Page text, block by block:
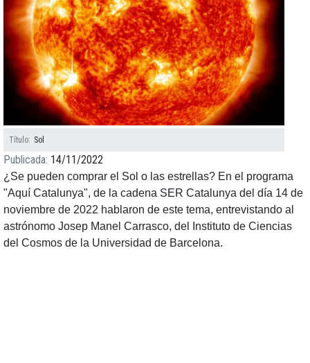
Título Sol
Publicada 14/11/2022
¿Se pueden comprar el Sol o las estrellas? En el programa
"Aquí Catalunya", de la cadena SER Catalunya del día 14 de
noviembre de 2022 hablaron de este tema, entrevistando al
astrónomo Josep Manel Carrasco, del Instituto de Ciencias
del Cosmos de la Universidad de Barcelona.